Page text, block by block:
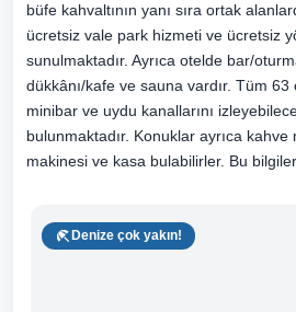
büfe kahvaltının yanı sıra ortak
ücretsiz vale park hizmeti ve ücretsiz
sunulmaktadır. Ayrıca otelde bar/
dükkânı/kafe ve sauna vardır. Tüm 63
minibar ve uydu kanallarını
bulunmaktadır. Konuklar ayrıca
makinesi ve kasa bulabilirler. Bu
Denize çok yakın!